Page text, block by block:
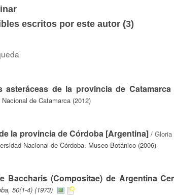
escritos por este autor (3)
asteráceas de la provincia de Catamarca
de Catamarca (2012)
la provincia de Córdoba [Argentina]/
Nacional de Córdoba. Museo Botánico (2006)
Baccharis (Compositae) de Argentina
50(1-4) (1973)